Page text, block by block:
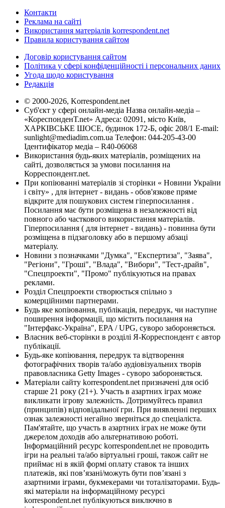
Контакти
Реклама на сайті
Використання матеріалів korrespondent.net
Правила користування сайтом
Договір користування сайтом
Політика у сфері конфіденційності і персональних даних
Угода щодо користування
Редакція
© 2000-2026, Korrespondent.net
Суб'єкт у сфері онлайн-медіа Назва онлайн-медіа –
«КореспонденТ.net» Адреса: 02091, місто Київ,
ХАРКІВСЬКЕ ШОСЕ, будинок 172-Б, офіс 208/1 E-mail:
sunlight@mediadim.com.ua Телефон: 044-205-43-00
Ідентифікатор медіа – R40-06068
Використання будь-яких матеріалів, розміщених на
сайті, дозволяється за умови посилання на
Корреспондент.net.
При копіюванні матеріалів зі сторінки « Новини України
і світу» , для інтернет - видань - обов'язкове пряме
відкрите для пошукових систем гіперпосилання .
Посилання має бути розміщена в незалежності від
повного або часткового використання матеріалів.
Гіперпосилання ( для інтернет - видань) - повинна бути
розміщена в підзаголовку або в першому абзаці
матеріалу.
Новини з позначками "Думка", "Експертиза", "Заява",
"Регіони", "Гроші", "Влада", "Вибори", "Тест-драйв",
"Спецпроекти", "Промо" публікуються на правах
реклами.
Розділ Спецпроекти створюється спільно з
комерційними партнерами.
Будь яке копіювання, публікація, передрук, чи наступне
поширення інформації, що містить посилання на
"Інтерфакс-Україна", EPA / UPG, суворо забороняється.
Власник веб-сторінки в розділі Я-Корреспондент є автор
публікації.
Будь-яке копіювання, передрук та відтворення
фотографічних творів та/або аудіовізуальних творів
правовласника Getty Images - суворо забороняється.
Матеріали сайту korrespondent.net призначені для осіб
старше 21 року (21+). Участь в азартних іграх може
викликати ігрову залежність. Дотримуйтесь правил
(принципів) відповідальної гри. При виявленні перших
ознак залежності негайно зверніться до спеціаліста.
Пам'ятайте, що участь в азартних іграх не може бути
джерелом доходів або альтернативою роботі.
Інформаційний ресурс korrespondent.net не проводить
ігри на реальні та/або віртуальні гроші, також сайт не
приймає ні в якій формі оплату ставок та інших
платежів, які пов’язані/можуть бути пов’язані з
азартними іграми, букмекерами чи тоталізаторами. Будь-
які матеріали на інформаційному ресурсі
korrespondent.net публікуються виключно в